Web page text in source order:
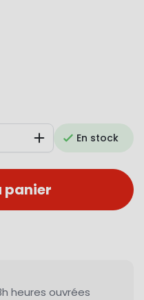
AugmenterEn stock
panier
heures ouvrées